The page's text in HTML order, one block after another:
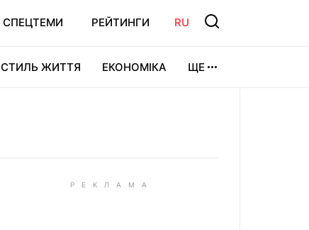
СПЕЦТЕМИ РЕЙТИНГИ RU
СТИЛЬ ЖИТТЯ ЕКОНОМІКА ЩЕ